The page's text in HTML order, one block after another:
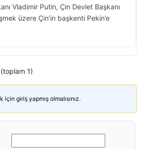
Vladimir Putin, Çin Devlet Başkanı
üzere Çin’in başkenti Pekin’e
1)
giriş yapmış olmalısınız.